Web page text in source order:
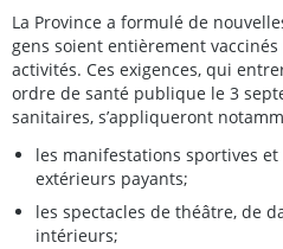
La Province a formulé de
gens soient entièrement
activités. Ces exigences, qui
ordre de santé publique le 3
sanitaires, s’appliqueront
les manifestations sportives
extérieurs payants;
les spectacles de théâtre, de
intérieurs;